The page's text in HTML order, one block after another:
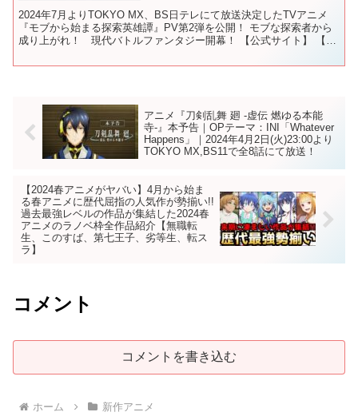
2024年7月よりTOKYO MX、BS日テレにて放送決定したTVアニメ
『モブから始まる探索英雄譚』PV第2弾を公開！ モブな探索者から
成り上がれ！ 現代バトルファンタジー開幕！ 【公式サイト】 【公
アニメ『刀剣乱舞 廻 -虚伝 燃ゆる本能
寺-』本予告｜OPテーマ：INI「Whatever
Happens」｜2024年4月2日(火)23:00より
TOKYO MX,BS11で全8話にて放送！
【2024春アニメがヤバい】4月から始ま
る春アニメに歴代屈指の人気作が勢揃い!!
過去最強レベルの作品が集結した2024春
アニメのラノベ枠全作品紹介【無職転
生、このすば、第七王子、劣等生、転ス
ラ】
コメント
コメントを書き込む
ホーム 新作アニメ